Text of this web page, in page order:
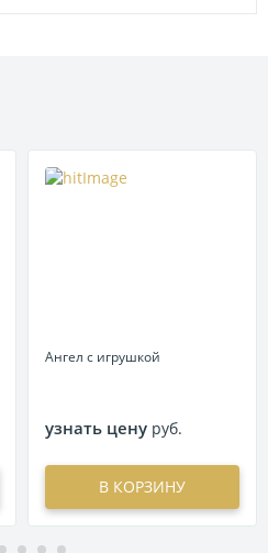
Ангел с игрушкой
узнать цену руб.
В КОРЗИНУ